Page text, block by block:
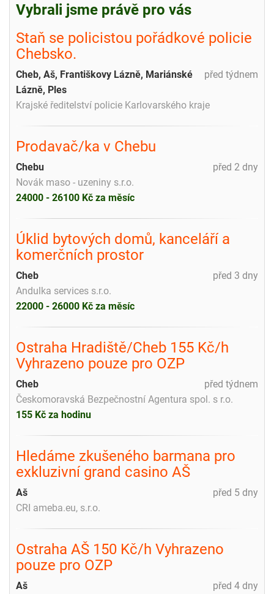
Vybrali jsme právě pro vás
Staň se policistou pořádkové policie
Chebsko.
před týdnem
Cheb, Aš, Františkovy Lázně, Mariánské
Lázně, Ples
Krajské ředitelství policie Karlovarského kraje
Prodavač/ka v Chebu
před 2 dny
Chebu
Novák maso - uzeniny s.r.o.
24000 - 26100 Kč za měsíc
Úklid bytových domů, kanceláří a
komerčních prostor
před 3 dny
Cheb
Andulka services s.r.o.
22000 - 26000 Kč za měsíc
Ostraha Hradiště/Cheb 155 Kč/h
Vyhrazeno pouze pro OZP
před týdnem
Cheb
Českomoravská Bezpečnostní Agentura spol. s r.o.
155 Kč za hodinu
Hledáme zkušeného barmana pro
exkluzivní grand casino AŠ
před 5 dny
Aš
CRI ameba.eu, s.r.o.
Ostraha AŠ 150 Kč/h Vyhrazeno
pouze pro OZP
před 4 dny
Aš